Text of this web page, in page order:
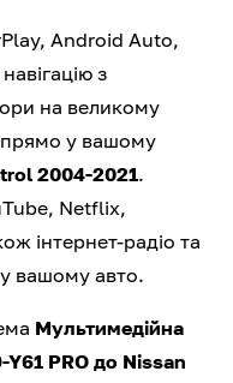
Android Auto,
з
на великому
прямо у вашому
2004-2021.
Netflix,
інтернет-радіо та
вашому авто.
Мультимедійна
PRO до Nissan